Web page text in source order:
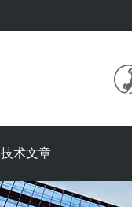
技术文章